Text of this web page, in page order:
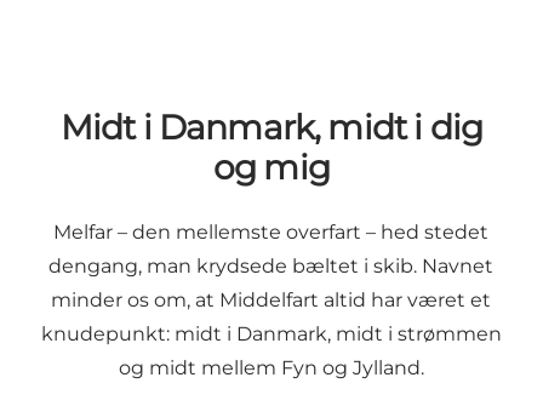
Midt i Danmark, midt i dig
og mig
Melfar – den mellemste overfart – hed stedet
dengang, man krydsede bæltet i skib. Navnet
minder os om, at Middelfart altid har været et
knudepunkt: midt i Danmark, midt i strømmen
og midt mellem Fyn og Jylland.